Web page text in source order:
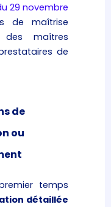
29 novembre
de maîtrise
des maîtres
de
de
ou
temps
détaillée